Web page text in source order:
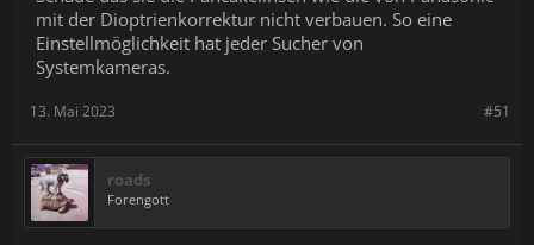
mit der Dioptrienkorrektur nicht verbauen. So eine
Einstellmöglichkeit hat jeder Sucher von
Systemkameras.
#51
13. Mai 2023
roads
Forengott